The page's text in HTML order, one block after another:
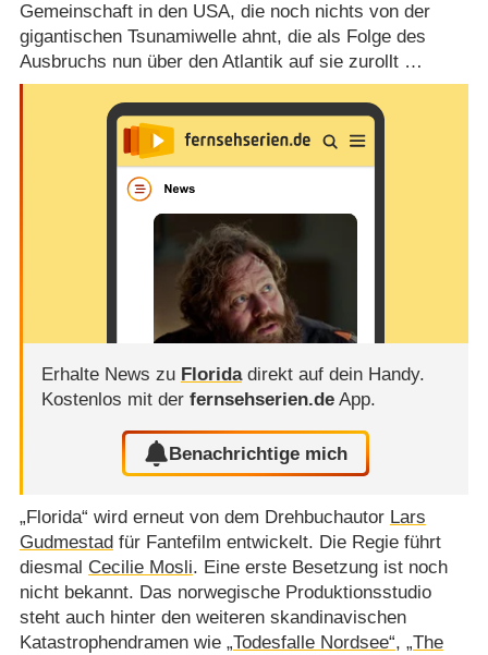
Gemeinschaft in den USA, die noch nichts von der
gigantischen Tsunamiwelle ahnt, die als Folge des
Ausbruchs nun über den Atlantik auf sie zurollt …
Erhalte News zu Floridadirekt auf dein Handy.
Kostenlos mit der fernsehserien.deApp.
Benachrichtige mich
„Florida“ wird erneut von dem Drehbuchautor Lars
Gudmestadfür Fantefilm entwickelt. Die Regie führt
diesmal Cecilie Mosli. Eine erste Besetzung ist noch
nicht bekannt. Das norwegische Produktionsstudio
steht auch hinter den weiteren skandinavischen
Katastrophendramen wie „Todesfalle Nordsee“, „The